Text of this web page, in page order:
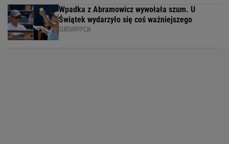
Wpadka z Abramowicz wywołała szum. U
Świątek wydarzyło się coś ważniejszego
SUBSKRYPCJA